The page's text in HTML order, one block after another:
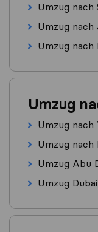
Umzug nach
Umzug nach
Umzug nach
Umzug
Umzug
Umzug nach
Umzug Abu
Umzug Dubai